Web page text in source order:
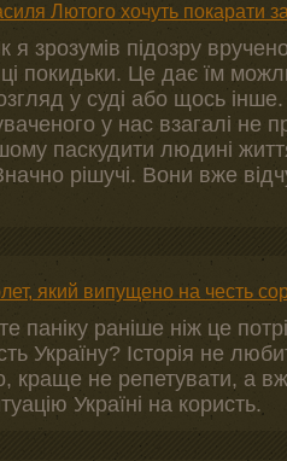
Лютого хочуть покарати
зрозумів підозру
покидьки. Це дає їм
у суді або щось
у нас взагалі не
паскудити людині
рішучі. Вони вже
який випущено на честь
паніку раніше ніж це
Україну? Історія не
краще не репетувати, а
Україні на користь.